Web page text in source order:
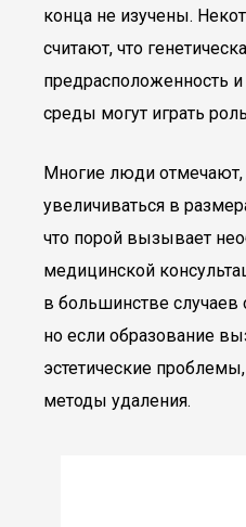
конца не изучены.
считают, что
предрасположенность
среды могут играть
Многие люди отмечают,
увеличиваться в
что порой вызывает
медицинской
в большинстве случаев
но если образование
эстетические
методы удаления.